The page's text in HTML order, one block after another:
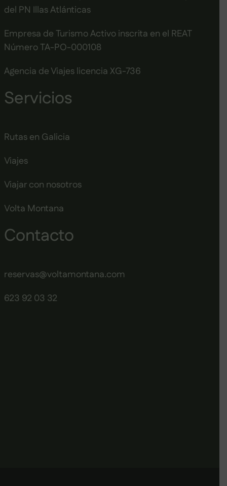
del PN Illas Atlánticas
Empresa de Turismo Activo inscrita en el REAT
Número TA-PO-000108
Agencia de Viajes licencia XG-736
Servicios
Rutas en Galicia
Viajes
Viajar con nosotros
Volta Montana
Contacto
reservas@voltamontana.com
623 92 03 32